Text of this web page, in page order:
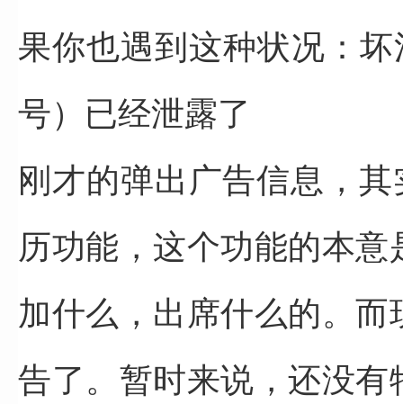
果你也遇到这种状况： 坏
号）已经泄露了
刚才的弹出广告信息，其
历功能， 这个功能的本意
加什么，出席什么的。而
告了。 暂时来说，还没有